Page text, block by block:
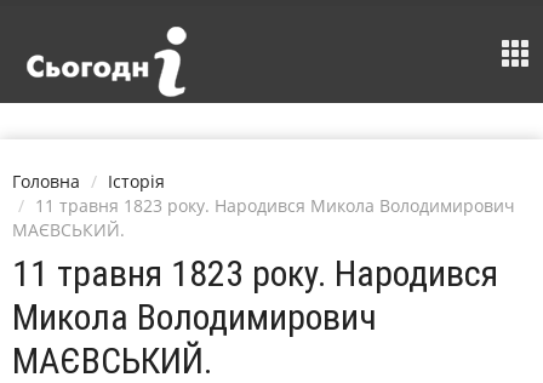
Головна
Історія
11 травня 1823 року. Народився Микола Володимирович
МАЄВСЬКИЙ.
11 травня 1823 року. Народився
Микола Володимирович
МАЄВСЬКИЙ.